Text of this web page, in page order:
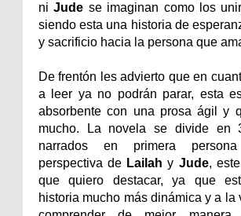
niJude se imaginan como los
siendo esta una historia de
y sacrificio hacia la persona que
De frentón les advierto que en
a leer ya no podrán parar, esta
absorbente con una prosa ágil y
mucho. La novela se divide en
narrados en primera
perspectiva de Lailah y Jude,
que quiero destacar, ya que
historia mucho más dinámica y a la